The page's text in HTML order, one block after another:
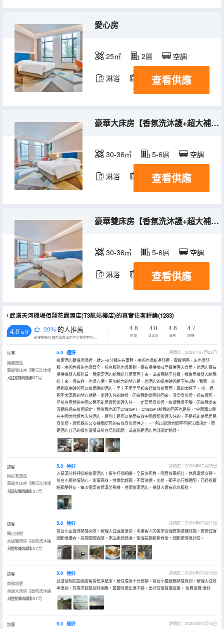
愛心房
25㎡ 2層 空調
淋浴 電視機
查看供應
豪華大床房【香氛洗沐護+超大補光鏡】
30-36㎡ 5-6層 空調
淋浴 電視機
查看供應
豪華雙床房【香氛洗沐護+超大補光鏡】
30-36㎡ 5-6層 空調
淋浴 電視機
查看供應
武漢天河機場佰翔花園酒店(T3航站樓店)的真實住客評論(1283)
4.8 /5分 99% 的人推薦
永安旅遊評價由真實酒店住客提供的評價。
4.8
位置
4.8
清潔度
4.8
服務
4.7
設施
訪客
獨自旅遊
高級雙床房【香氛洗沐護
+超大補光鏡】
入住於2026年07月
5.0 極好
評價於：2026年07月29日
這家酒店離機場很近，就5～8分鐘左右車程。房間也很乾凈舒適，寬敞明亮，床也很舒
服，房間內設施也很齊全，前台服務也很周到，還有提供美味早餐供客人食用。此酒店還有
提供機器人服務員，我需要酒店給我送什麼東西上來，或者我點了外賣，都會用機器人給我
送上來，很有趣，也很方便。更加給力的地方是，此酒店的退房時間是下午3點，我第一次
遇到退房時間可以這麼晚的酒店，早上不用早早起來趕着收拾東西，真的太好了。 唯一遇
到不太滿意的地方就是，辦理入住的時候，因為我剛從國外回來，沒帶身份證，衹有護照，
但前台竟然説中國公民不能用護照辦理入住，一定要用身份證。這讓我很不解，因為我從來
沒聽説過有這個規定，然後我也問了ChatGPT，ChatGPT給我的回答也是説，“中國籍公民
在中國大陸境內入住酒店，原則上是可以使用有效中國護照辦理入住的，不是衹能使用居民
身份證。護照屬於公安機關認可的有效身份證件之一。” 所以問題大概率不是法律規定，而
是酒店自己的操作習慣或前台培訓問題，或者説是酒店內部規定錯誤。
訪客
與好友旅遊
高級大床房【香氛洗沐護
+超大補光鏡】
入住於2026年07月
5.0 極好
評價於：2026年07月25日
五星滿分好評送給這家酒店！衞生打掃細緻，全屋無死角，隔音效果絕佳，休息環境安靜。
前台小周熱情貼心，辦事高效。性價比超高，不管旅遊、出差、親子出行都適配，已經推薦
給親朋好友，每次需要來武漢坐飛機，首選這家酒店。機器人還有送水服務。
訪客
獨自旅遊
高級雙床房【香氛洗沐護
+超大補光鏡】
入住於2026年07月
5.0 極好
評價於：2026年07月21日
前台小金接待熱情高效，辦理入住速度很快。考慮客人的需求合理安排送機時間，安排住宿
細節很優秀。房間空間寬敞，床品柔軟舒適，衞浴設施嶄新齊全，細節做得很到位。
訪客
商務旅客
高級大床房【香氛洗沐護
+超大補光鏡】
入住於2026年07月
5.0 極好
評價於：2026年07月13日
武漢佰翔花園酒店客房乾淨整潔，居住環境十分安靜。前台小羅服務熱情周到，辦理入住效
率很高，有需求都能及時迴應，整體性價比很不錯，出行住宿首選這裏。 免費接機:很好
訪客 5.0 極好
評價於：2026年07月10日